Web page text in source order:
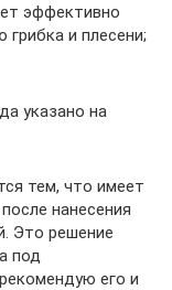
эффективно
и плесени;
указано на
тем, что имеет
нанесения
Это решение
под
его и